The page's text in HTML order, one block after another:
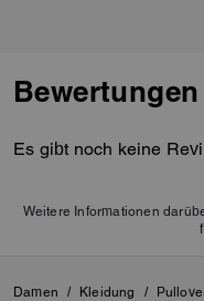
Bewertungen
Es gibt noch keine
Weitere Informationen
Damen / Kleidung /